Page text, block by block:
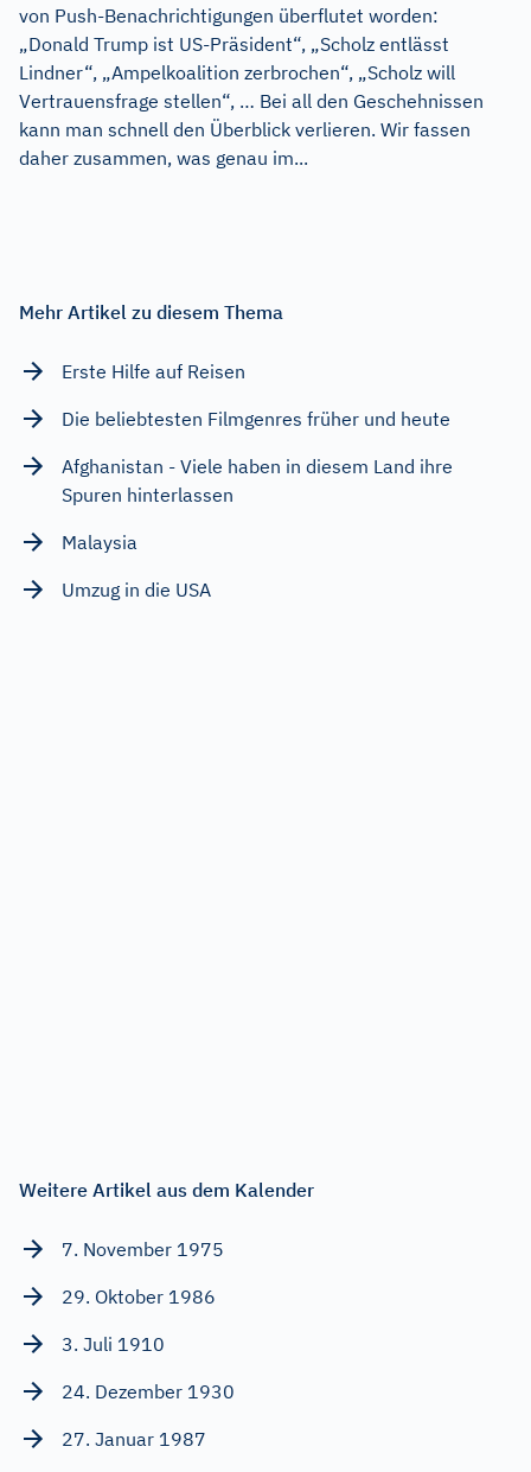
von Push-Benachrichtigungen überflutet worden:
„Donald Trump ist US-Präsident“, „Scholz entlässt
Lindner“, „Ampelkoalition zerbrochen“, „Scholz will
Vertrauensfrage stellen“, … Bei all den Geschehnissen
kann man schnell den Überblick verlieren. Wir fassen
daher zusammen, was genau im...
Mehr Artikel zu diesem Thema
Erste Hilfe auf Reisen
Die beliebtesten Filmgenres früher und heute
Afghanistan - Viele haben in diesem Land ihre
Spuren hinterlassen
Malaysia
Umzug in die USA
Weitere Artikel aus dem Kalender
7. November 1975
29. Oktober 1986
3. Juli 1910
24. Dezember 1930
27. Januar 1987